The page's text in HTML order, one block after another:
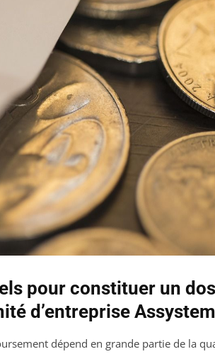
pour constituer un
d’entreprise Assystem
dépend en grande partie de la